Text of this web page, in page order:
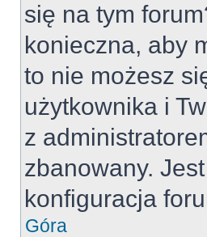
się na tym
konieczna, aby
to nie możesz
użytkownika i
z
zbanowany.
konfiguracja
Góra